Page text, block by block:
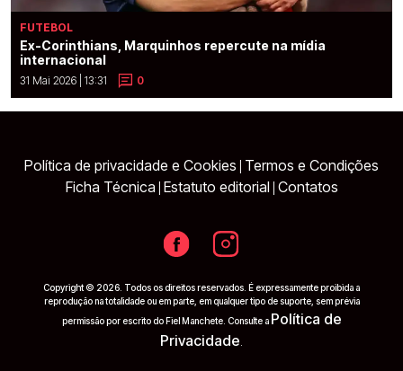
FUTEBOL
Ex-Corinthians, Marquinhos repercute na mídia
internacional
31 Mai 2026 | 13:31 0
Política de privacidade e Cookies Termos e Condições
Ficha Técnica Estatuto editorial Contatos
Copyright © 2026. Todos os direitos reservados. É expressamente proibida a
reprodução na totalidade ou em parte, em qualquer tipo de suporte, sem prévia
permissão por escrito do Fiel Manchete. Consulte a Política de
Privacidade